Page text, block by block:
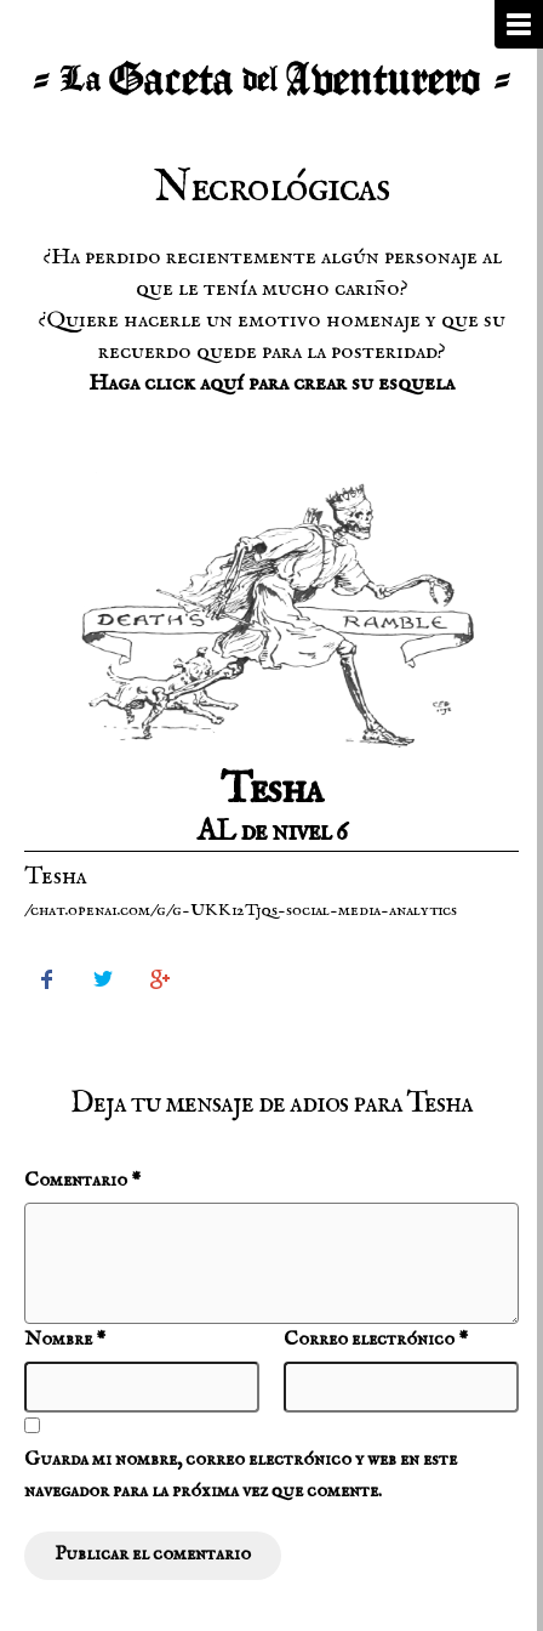
Necrológicas
¿Ha perdido recientemente algún personaje al
que le tenía mucho cariño?
¿Quiere hacerle un emotivo homenaje y que su
recuerdo quede para la posteridad?
Haga click aquí para crear su esquela
Tesha
AL de nivel 6
Tesha
/chat.openai.com/g/g-UKKi2Tjqs-social-media-analytics
  
Deja tu mensaje de adios para Tesha
Comentario*
Nombre* Correo electrónico*
Guarda mi nombre, correo electrónico y web en este
navegador para la próxima vez que comente.